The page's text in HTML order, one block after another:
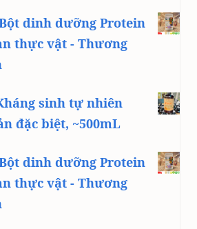
dinh dưỡng Protein
thực vật - Thương
sinh tự nhiên
đặc biệt, ~500mL
dinh dưỡng Protein
thực vật - Thương